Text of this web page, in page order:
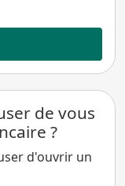
de vous
?
d'ouvrir un